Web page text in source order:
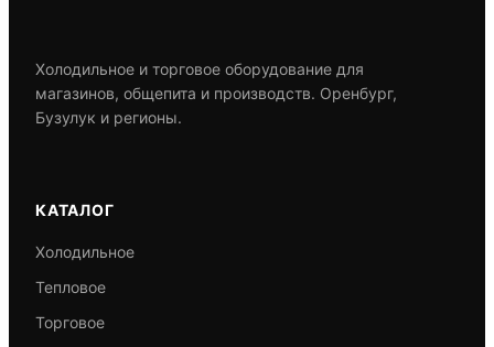
Холодильное и торговое оборудование для
магазинов, общепита и производств. Оренбург,
Бузулук и регионы.
КАТАЛОГ
Холодильное
Тепловое
Торговое